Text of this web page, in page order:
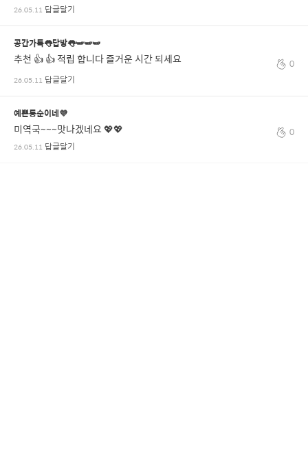
26.05.11 답글달기
공간가득👅답방👅🫛🫛🫛
추천 👍 👍 적립 합니다 즐거운 시간 되세요
26.05.11 답글달기
0
예쁜동순이네💜
미역국~~~맛나겠네요 💖💖
26.05.11 답글달기
0